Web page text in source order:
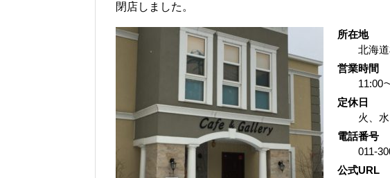
閉店しました。
所在地
北海
営業時間
11:00
定休日
火、
電話番号
011-
公式URL